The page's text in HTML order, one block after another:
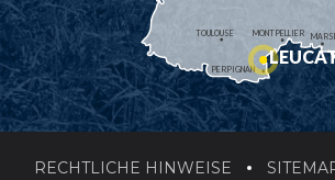
MONTPELLIER
PERPIGNAN
TOULOUSE
RECHTLICHE HINWEISE